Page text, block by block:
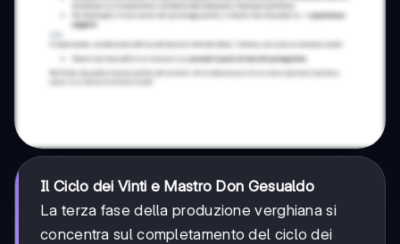
Il Ciclo dei Vinti e Mastro Don Gesualdo
La terza fase della produzione verghiana si
concentra sul completamento del ciclo dei